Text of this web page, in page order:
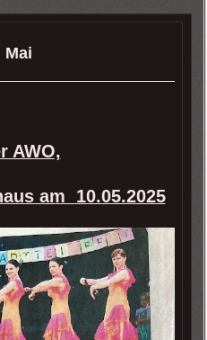
Mai
AWO,
am 10.05.2025